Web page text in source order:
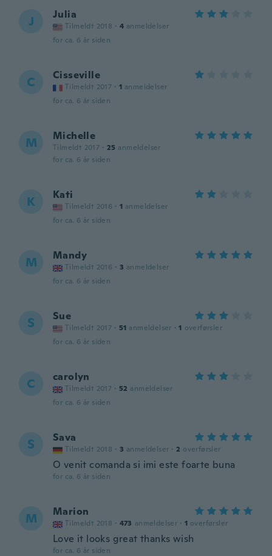
J Julia
Tilmeldt 2018 · 4 anmeldelser
for ca. 6 år siden
C Cisseville
Tilmeldt 2017 · 1 anmeldelser
for ca. 6 år siden
M Michelle
Tilmeldt 2017 · 25 anmeldelser
for ca. 6 år siden
K Kati
Tilmeldt 2016 · 1 anmeldelser
for ca. 6 år siden
M Mandy
Tilmeldt 2016 · 3 anmeldelser
for ca. 6 år siden
S Sue
Tilmeldt 2017 · 51 anmeldelser · 1 overførsler
for ca. 6 år siden
C carolyn
Tilmeldt 2017 · 52 anmeldelser
for ca. 6 år siden
S Sava
Tilmeldt 2018 · 3 anmeldelser · 2 overførsler
O venit comanda si imi este foarte buna
for ca. 6 år siden
M Marion
Tilmeldt 2018 · 473 anmeldelser · 1 overførsler
Love it looks great thanks wish
for ca. 6 år siden